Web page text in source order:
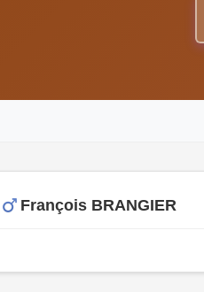
François BRANGIER